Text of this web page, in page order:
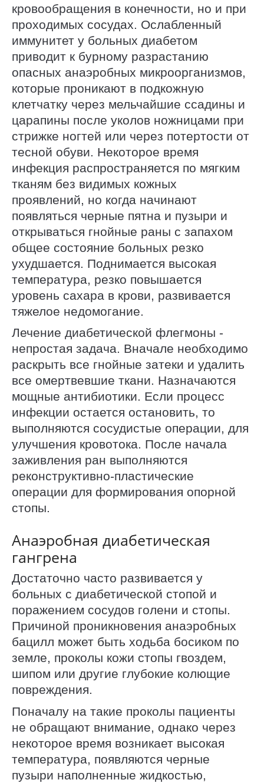
кровообращения в конечности, но и при
проходимых сосудах. Ослабленный
иммунитет у больных диабетом
приводит к бурному разрастанию
опасных анаэробных микроорганизмов,
которые проникают в подкожную
клетчатку через мельчайшие ссадины и
царапины после уколов ножницами при
стрижке ногтей или через потертости от
тесной обуви. Некоторое время
инфекция распространяется по мягким
тканям без видимых кожных
проявлений, но когда начинают
появляться черные пятна и пузыри и
открываться гнойные раны с запахом
общее состояние больных резко
ухудшается. Поднимается высокая
температура, резко повышается
уровень сахара в крови, развивается
тяжелое недомогание.
Лечение диабетической флегмоны -
непростая задача. Вначале необходимо
раскрыть все гнойные затеки и удалить
все омертвевшие ткани. Назначаются
мощные антибиотики. Если процесс
инфекции остается остановить, то
выполняются сосудистые операции, для
улучшения кровотока. После начала
заживления ран выполняются
реконструктивно-пластические
операции для формирования опорной
стопы.
Анаэробная диабетическая
гангрена
Достаточно часто развивается у
больных с диабетической стопой и
поражением сосудов голени и стопы.
Причиной проникновения анаэробных
бацилл может быть ходьба босиком по
земле, проколы кожи стопы гвоздем,
шипом или другие глубокие колющие
повреждения.
Поначалу на такие проколы пациенты
не обращают внимание, однако через
некоторое время возникает высокая
температура, появляются черные
пузыри наполненные жидкостью,